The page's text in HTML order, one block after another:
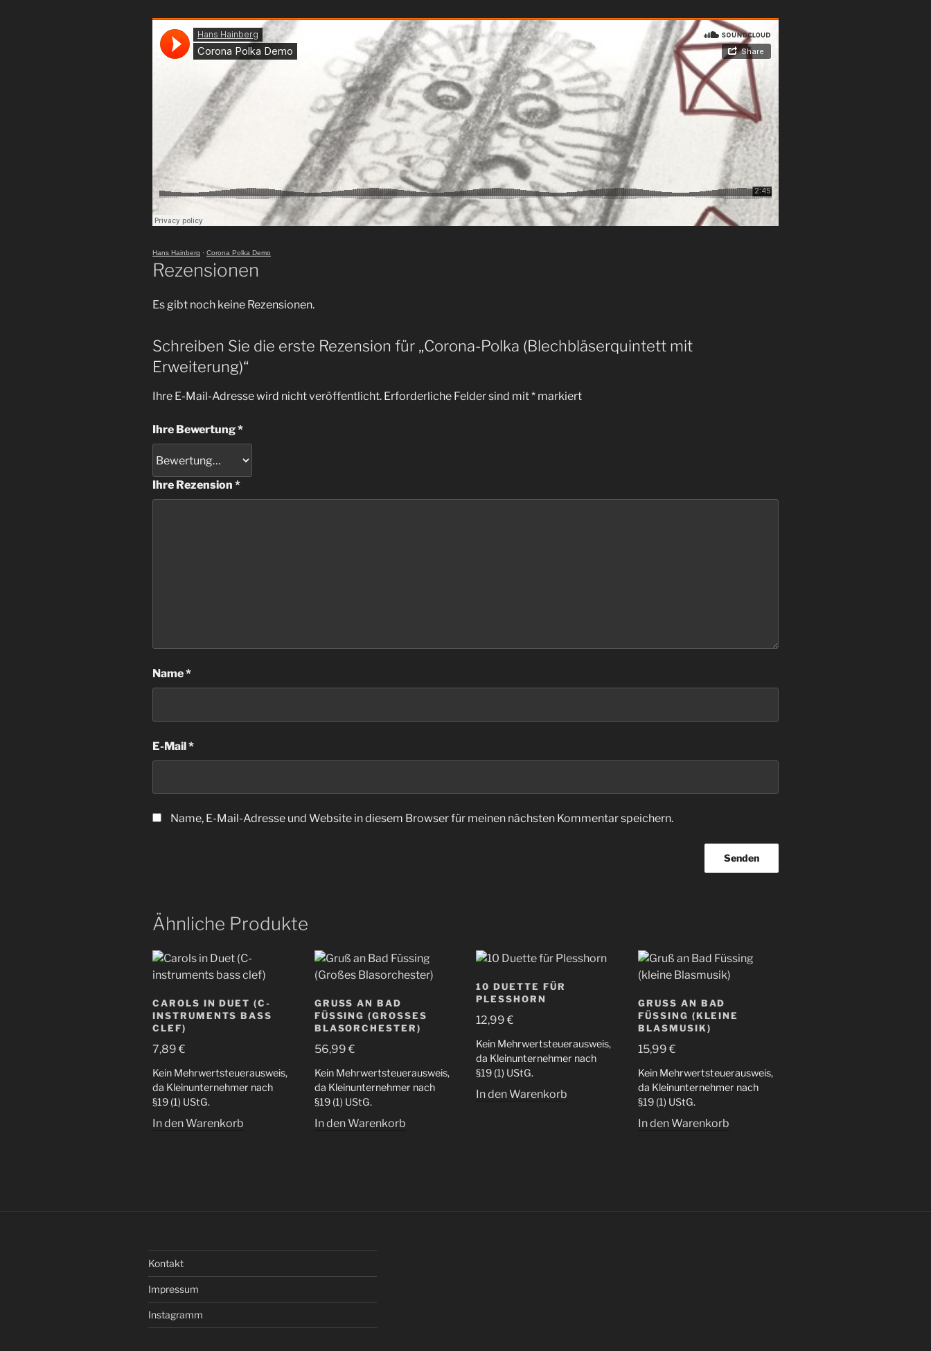
Hans Hainberg · Corona Polka Demo
Rezensionen
Es gibt noch keine Rezensionen.
Schreiben Sie die erste Rezension für „Corona-Polka (Blechbläserquintett mit
Erweiterung)“
Ihre E-Mail-Adresse wird nicht veröffentlicht. Erforderliche Felder sind mit* markiert
Ihre Bewertung*
Ihre Rezension *
Name*
E-Mail*
Name, E-Mail-Adresse und Website in diesem Browser für meinen nächsten Kommentar speichern.
Ähnliche Produkte
CAROLS IN DUET (C-
INSTRUMENTS BASS
CLEF)
7,89€
Kein Mehrwertsteuerausweis,
da Kleinunternehmer nach
§19 (1) UStG.
In den Warenkorb
GRUSS AN BAD F
ÜSSING (GROSSES BL
ASORCHESTER)
56,99€
Kein Mehrwertsteuerausweis,
da Kleinunternehmer nach
§19 (1) UStG.
In den Warenkorb
10 DUETTE FÜR
PLESSHORN
12,99€
Kein Mehrwertsteuerausweis,
da Kleinunternehmer nach
§19 (1) UStG.
In den Warenkorb
GRUSS AN BAD F
ÜSSING (KLEINE B
LASMUSIK)
15,99€
Kein Mehrwertsteuerausweis,
da Kleinunternehmer nach
§19 (1) UStG.
In den Warenkorb
Kontakt
Impressum
Instagramm